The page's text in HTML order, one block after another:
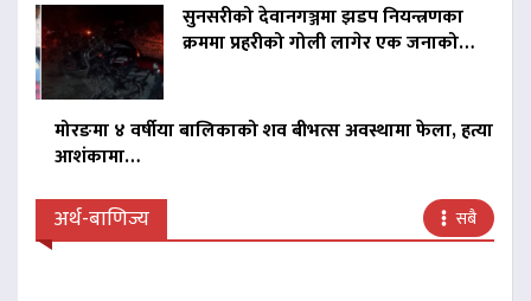
सुनसरीको देवानगञ्जमा झडप नियन्त्रणका
क्रममा प्रहरीको गोली लागेर एक जनाको…
मोरङमा ४ वर्षीया बालिकाको शव बीभत्स अवस्थामा फेला, हत्या
आशंकामा…
अर्थ-बाणिज्य सबै